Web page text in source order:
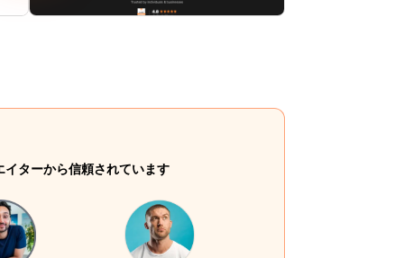
ターから信頼されています